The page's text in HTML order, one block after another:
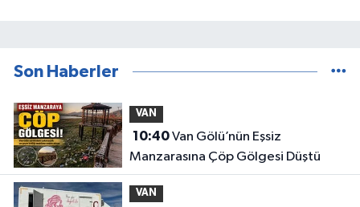
Son Haberler
VAN
10:40Van Gölü’nün Eşsiz
Manzarasına Çöp Gölgesi Düştü
VAN